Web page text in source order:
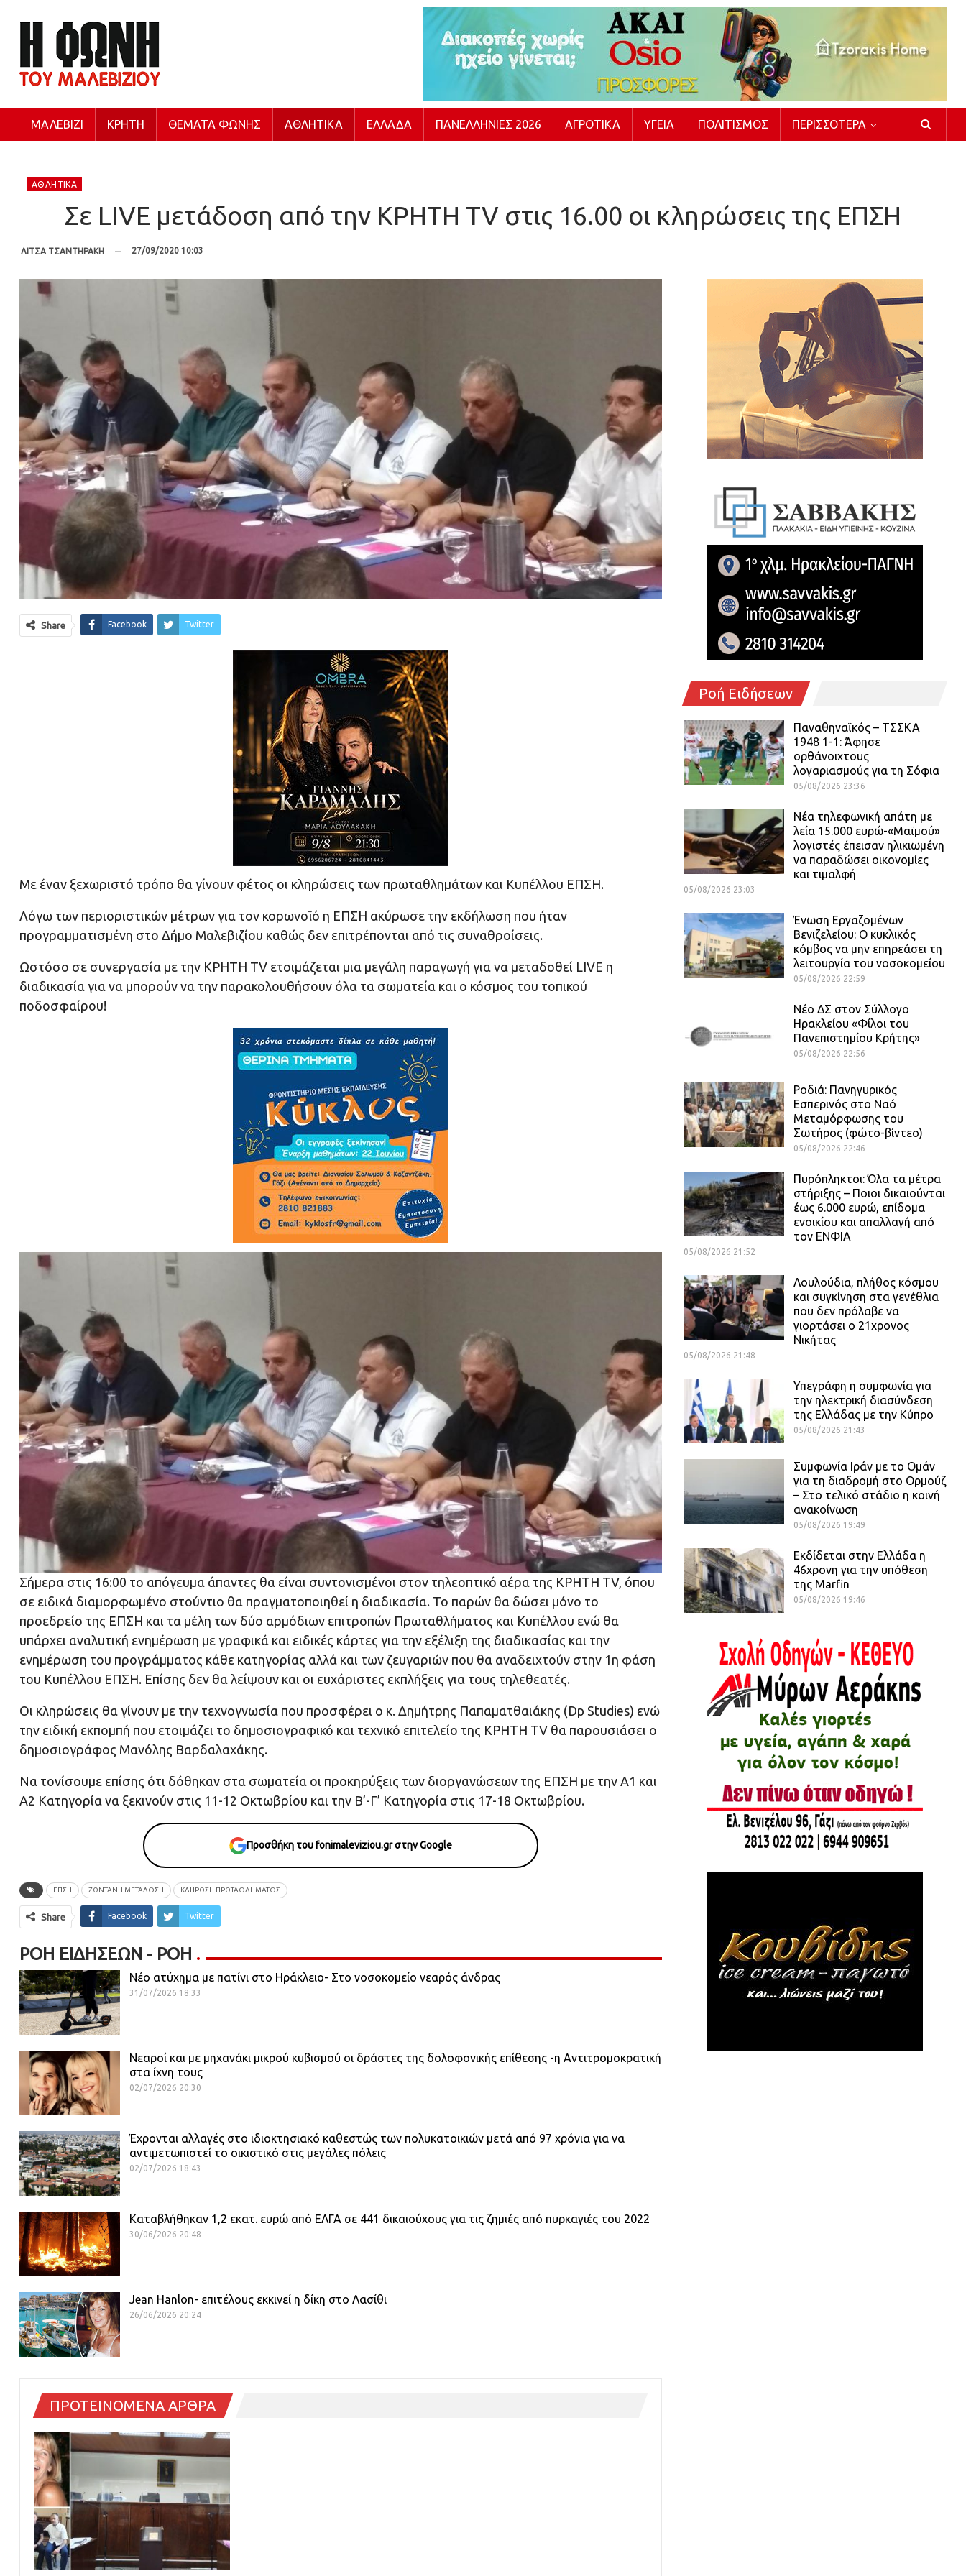
ΜΑΛΕΒΊΖΙ ΚΡΉΤΗ ΘΈΜΑΤΑ ΦΩΝΉΣ ΑΘΛΗΤΙΚΆ ΕΛΛΆΔΑ ΠΑΝΕΛΛΉΝΙΕΣ 2026 ΑΓΡΟΤΙΚΆ ΥΓΕΊΑ ΠΟΛΙΤΙΣΜΌΣ ΠΕΡΙΣΣΌΤΕΡΑ
ΑΘΛΗΤΙΚΆ
Σε LIVE μετάδοση από την ΚΡΗΤΗ TV στις 16.00 οι κληρώσεις της ΕΠΣΗ
ΛΙΤΣΑ ΤΣΑΝΤΗΡΑΚΗ 27/09/2020 10:03
Share Facebook Twitter
Με έναν ξεχωριστό τρόπο θα γίνουν φέτος οι κληρώσεις των πρωταθλημάτων και Κυπέλλου ΕΠΣΗ.
Λόγω των περιοριστικών μέτρων για τον κορωνοϊό η ΕΠΣΗ ακύρωσε την εκδήλωση που ήταν
προγραμματισμένη στο Δήμο Μαλεβιζίου καθώς δεν επιτρέπονται από τις συναθροίσεις.
Ωστόσο σε συνεργασία με την ΚΡΗΤΗ TV ετοιμάζεται μια μεγάλη παραγωγή για να μεταδοθεί LIVE η
διαδικασία για να μπορούν να την παρακολουθήσουν όλα τα σωματεία και ο κόσμος του τοπικού
ποδοσφαίρου!
Σήμερα στις 16:00 το απόγευμα άπαντες θα είναι συντονισμένοι στον τηλεοπτικό αέρα της ΚΡΗΤΗ TV, όπου
σε ειδικά διαμορφωμένο στούντιο θα πραγματοποιηθεί η διαδικασία. Το παρών θα δώσει μόνο το
προεδρείο της ΕΠΣΗ και τα μέλη των δύο αρμόδιων επιτροπών Πρωταθλήματος και Κυπέλλου ενώ θα
υπάρχει αναλυτική ενημέρωση με γραφικά και ειδικές κάρτες για την εξέλιξη της διαδικασίας και την
ενημέρωση του προγράμματος κάθε κατηγορίας αλλά και των ζευγαριών που θα αναδειχτούν στην 1η φάση
του Κυπέλλου ΕΠΣΗ. Επίσης δεν θα λείψουν και οι ευχάριστες εκπλήξεις για τους τηλεθεατές.
Οι κληρώσεις θα γίνουν με την τεχνογνωσία που προσφέρει ο κ. Δημήτρης Παπαματθαιάκης (Dp Studies) ενώ
την ειδική εκπομπή που ετοιμάζει το δημοσιογραφικό και τεχνικό επιτελείο της ΚΡΗΤΗ TV θα παρουσιάσει ο
δημοσιογράφος Μανόλης Βαρδαλαχάκης.
Να τονίσουμε επίσης ότι δόθηκαν στα σωματεία οι προκηρύξεις των διοργανώσεων της ΕΠΣΗ με την Α1 και
Α2 Κατηγορία να ξεκινούν στις 11-12 Οκτωβρίου και την Β’-Γ’ Κατηγορία στις 17-18 Οκτωβρίου.
Προσθήκη του fonimaleviziou.gr στην Google
ΕΠΣΗ ΖΩΝΤΑΝΉ ΜΕΤΆΔΟΣΗ ΚΛΗΡΩΣΗ ΠΡΩΤΑΘΛΗΜΑΤΟΣ
Share Facebook Twitter
ΡΟΉ ΕΙΔΉΣΕΩΝ - ΡΟΗ
Νέο ατύχημα με πατίνι στο Ηράκλειο- Στο νοσοκομείο νεαρός άνδρας
31/07/2026 18:33
Νεαροί και με μηχανάκι μικρού κυβισμού οι δράστες της δολοφονικής επίθεσης -η Αντιτρομοκρατική
στα ίχνη τους
02/07/2026 20:30
Έχρονται αλλαγές στο ιδιοκτησιακό καθεστώς των πολυκατοικιών μετά από 97 χρόνια για να
αντιμετωπιστεί το οικιστικό στις μεγάλες πόλεις
02/07/2026 18:43
Καταβλήθηκαν 1,2 εκατ. ευρώ από ΕΛΓΑ σε 441 δικαιούχους για τις ζημιές από πυρκαγιές του 2022
30/06/2026 20:48
Jean Hanlon- επιτέλους εκκινεί η δίκη στο Λασίθι
26/06/2026 20:24
ΠΡΟΤΕΙΝΟΜΕΝΑ ΑΡΘΡΑ
Ροή Ειδήσεων
Παναθηναϊκός – ΤΣΣΚΑ
1948 1-1: Άφησε
ορθάνοιχτους
λογαριασμούς για τη Σόφια
05/08/2026 23:36
Νέα τηλεφωνική απάτη με
λεία 15.000 ευρώ-«Μαϊμού»
λογιστές έπεισαν ηλικιωμένη
να παραδώσει οικονομίες
και τιμαλφή
05/08/2026 23:03
Ένωση Εργαζομένων
Βενιζελείου: Ο κυκλικός
κόμβος να μην επηρεάσει τη
λειτουργία του νοσοκομείου
05/08/2026 22:59
Νέο ΔΣ στον Σύλλογο
Ηρακλείου «Φίλοι του
Πανεπιστημίου Κρήτης»
05/08/2026 22:56
Ροδιά: Πανηγυρικός
Εσπερινός στο Ναό
Μεταμόρφωσης του
Σωτήρος (φώτο-βίντεο)
05/08/2026 22:46
Πυρόπληκτοι: Όλα τα μέτρα
στήριξης – Ποιοι δικαιούνται
έως 6.000 ευρώ, επίδομα
ενοικίου και απαλλαγή από
τον ΕΝΦΙΑ
05/08/2026 21:52
Λουλούδια, πλήθος κόσμου
και συγκίνηση στα γενέθλια
που δεν πρόλαβε να
γιορτάσει ο 21χρονος
Νικήτας
05/08/2026 21:48
Υπεγράφη η συμφωνία για
την ηλεκτρική διασύνδεση
της Ελλάδας με την Κύπρο
05/08/2026 21:43
Συμφωνία Ιράν με το Ομάν
για τη διαδρομή στο Ορμούζ
– Στο τελικό στάδιο η κοινή
ανακοίνωση
05/08/2026 19:49
Εκδίδεται στην Ελλάδα η
46χρονη για την υπόθεση
της Marfin
05/08/2026 19:46